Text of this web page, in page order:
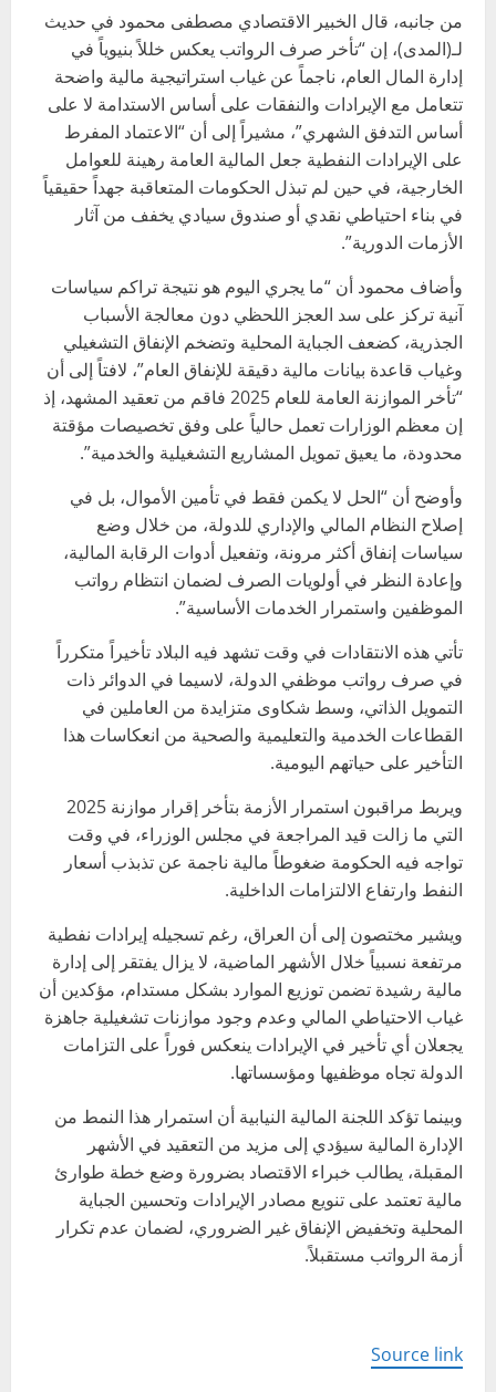
من جانبه، قال الخبير الاقتصادي مصطفى محمود في حديث
لـ(المدى)، إن “تأخر صرف الرواتب يعكس خللاً بنيوياً في
إدارة المال العام، ناجماً عن غياب استراتيجية مالية واضحة
تتعامل مع الإيرادات والنفقات على أساس الاستدامة لا على
أساس التدفق الشهري”، مشيراً إلى أن “الاعتماد المفرط
على الإيرادات النفطية جعل المالية العامة رهينة للعوامل
الخارجية، في حين لم تبذل الحكومات المتعاقبة جهداً حقيقياً
في بناء احتياطي نقدي أو صندوق سيادي يخفف من آثار
الأزمات الدورية”.
وأضاف محمود أن “ما يجري اليوم هو نتيجة تراكم سياسات
آنية تركز على سد العجز اللحظي دون معالجة الأسباب
الجذرية، كضعف الجباية المحلية وتضخم الإنفاق التشغيلي
وغياب قاعدة بيانات مالية دقيقة للإنفاق العام”، لافتاً إلى أن
“تأخر الموازنة العامة للعام 2025 فاقم من تعقيد المشهد، إذ
إن معظم الوزارات تعمل حالياً على وفق تخصيصات مؤقتة
محدودة، ما يعيق تمويل المشاريع التشغيلية والخدمية”.
وأوضح أن “الحل لا يكمن فقط في تأمين الأموال، بل في
إصلاح النظام المالي والإداري للدولة، من خلال وضع
سياسات إنفاق أكثر مرونة، وتفعيل أدوات الرقابة المالية،
وإعادة النظر في أولويات الصرف لضمان انتظام رواتب
الموظفين واستمرار الخدمات الأساسية”.
تأتي هذه الانتقادات في وقت تشهد فيه البلاد تأخيراً متكرراً
في صرف رواتب موظفي الدولة، لاسيما في الدوائر ذات
التمويل الذاتي، وسط شكاوى متزايدة من العاملين في
القطاعات الخدمية والتعليمية والصحية من انعكاسات هذا
التأخير على حياتهم اليومية.
ويربط مراقبون استمرار الأزمة بتأخر إقرار موازنة 2025
التي ما زالت قيد المراجعة في مجلس الوزراء، في وقت
تواجه فيه الحكومة ضغوطاً مالية ناجمة عن تذبذب أسعار
النفط وارتفاع الالتزامات الداخلية.
ويشير مختصون إلى أن العراق، رغم تسجيله إيرادات نفطية
مرتفعة نسبياً خلال الأشهر الماضية، لا يزال يفتقر إلى إدارة
مالية رشيدة تضمن توزيع الموارد بشكل مستدام، مؤكدين أن
غياب الاحتياطي المالي وعدم وجود موازنات تشغيلية جاهزة
يجعلان أي تأخير في الإيرادات ينعكس فوراً على التزامات
الدولة تجاه موظفيها ومؤسساتها.
وبينما تؤكد اللجنة المالية النيابية أن استمرار هذا النمط من
الإدارة المالية سيؤدي إلى مزيد من التعقيد في الأشهر
المقبلة، يطالب خبراء الاقتصاد بضرورة وضع خطة طوارئ
مالية تعتمد على تنويع مصادر الإيرادات وتحسين الجباية
المحلية وتخفيض الإنفاق غير الضروري، لضمان عدم تكرار
أزمة الرواتب مستقبلاً.
Source link